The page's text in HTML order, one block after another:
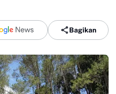
Bagikan